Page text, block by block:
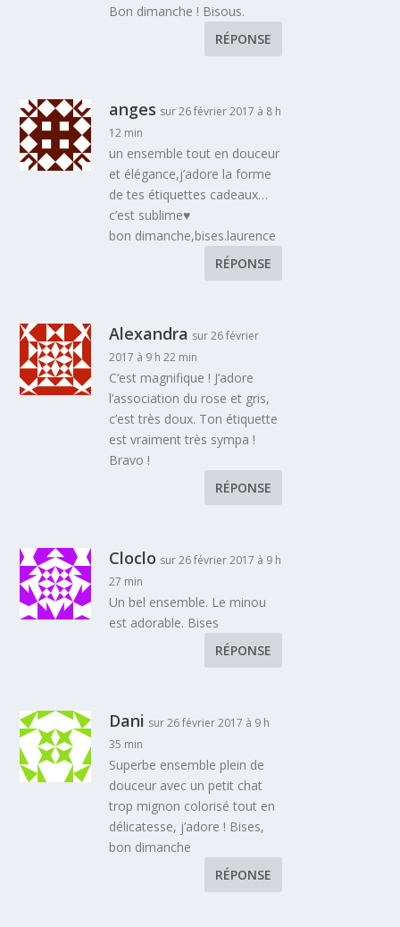
Bon dimanche ! Bisous.
RÉPONSE
anges sur 26 février 2017 à 8 h
12 min
un ensemble tout en douceur
et élégance,j’adore la forme
de tes étiquettes cadeaux…
c’est sublime♥
bon dimanche,bises.laurence
RÉPONSE
Alexandra sur 26 février
2017 à 9 h 22 min
C’est magnifique ! J’adore
l’association du rose et gris,
c’est très doux. Ton étiquette
est vraiment très sympa !
Bravo !
RÉPONSE
Cloclo sur 26 février 2017 à 9 h
27 min
Un bel ensemble. Le minou
est adorable. Bises
RÉPONSE
Dani sur 26 février 2017 à 9 h
35 min
Superbe ensemble plein de
douceur avec un petit chat
trop mignon colorisé tout en
délicatesse, j’adore ! Bises,
bon dimanche
RÉPONSE